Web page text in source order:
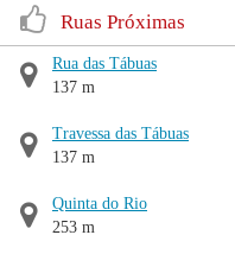
Ruas Próximas
Rua das Tábuas
137 m
Travessa das Tábuas
137 m
Quinta do Rio
253 m